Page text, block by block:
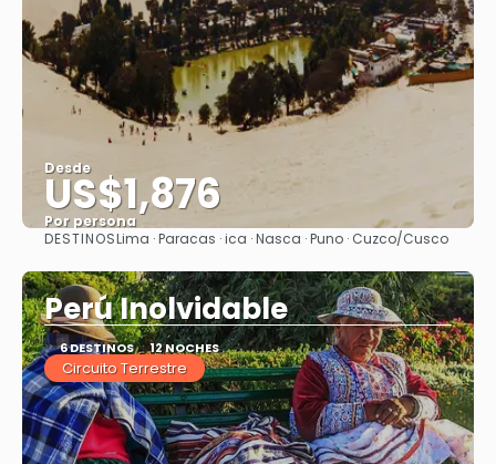
Desde
US$1,876
Por persona
Ver
DESTINOSLima · Paracas · ica · Nasca · Puno · Cuzco/Cusco
Perú Inolvidable
6 DESTINOS 12 NOCHES
Circuito Terrestre